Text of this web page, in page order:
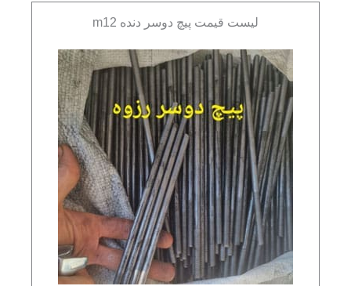
لیست قیمت پیچ دوسر دنده m12